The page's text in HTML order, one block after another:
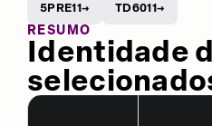
5PRE11→ TD6011→
RESUMO
Identidade